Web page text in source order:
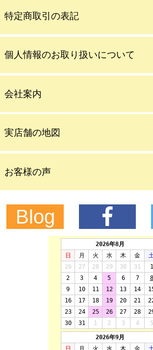
特定商取引の表記
個人情報のお取り扱いについて
会社案内
実店舗の地図
お客様の声
Blog